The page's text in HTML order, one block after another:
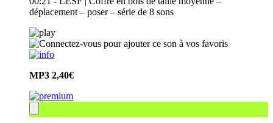
déplacement – poser – série de 8 sons
MP3 2,40€